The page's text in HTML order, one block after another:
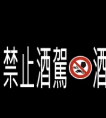
會員中心
客服電話 (02)2331-